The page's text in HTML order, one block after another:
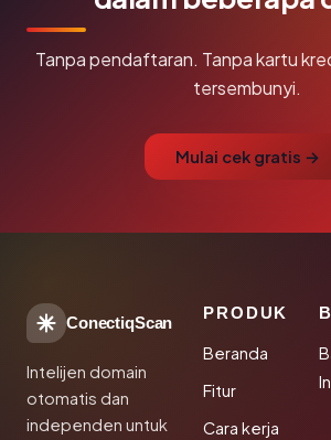
Tanpa pendaftaran. Tanpa kartu
tersembunyi.
Mulai cek gratis →
ConectiqScan
Intelijen domain
otomatis dan
independen untuk
PRODUK
Beranda
Fitur
Cara kerja